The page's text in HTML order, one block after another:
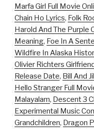
Marfa Girl Full Movie
Chain Ho Lyrics, Folk
Harold And The Purple
Meaning, Foe In A
Wildfire In Alaska
Olivier Richters
Release Date, Bill And
Hello Stranger Full
Malayalam, Descent 3
Experimental Music
Grandchildren, Dragon